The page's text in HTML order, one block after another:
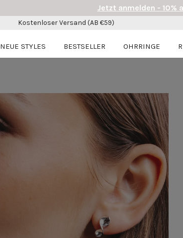
Jetzt anmelden - 10%
Kostenloser Versand (AB €59)
NEUE STYLES BESTSELLER OHRRINGE